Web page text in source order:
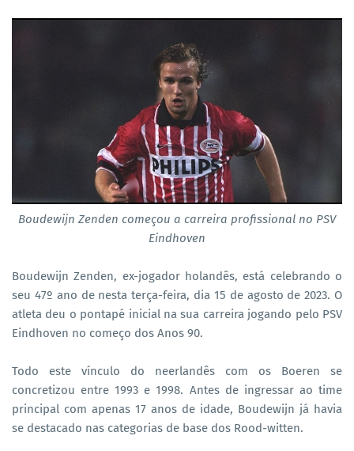
Boudewijn Zenden começou a carreira profissional no PSV
Eindhoven
Boudewijn Zenden, ex-jogador holandês, está celebrando o
seu 47º ano de nesta terça-feira, dia 15 de agosto de 2023. O
atleta deu o pontapé inicial na sua carreira jogando pelo PSV
Eindhoven no começo dos Anos 90.
Todo este vínculo do neerlandês com os Boeren se
concretizou entre 1993 e 1998. Antes de ingressar ao time
principal com apenas 17 anos de idade, Boudewijn já havia
se destacado nas categorias de base dos Rood-witten.